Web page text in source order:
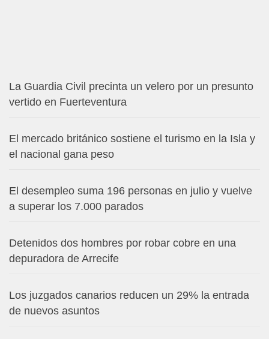
La Guardia Civil precinta un velero por un presunto
vertido en Fuerteventura
El mercado británico sostiene el turismo en la Isla y
el nacional gana peso
El desempleo suma 196 personas en julio y vuelve
a superar los 7.000 parados
Detenidos dos hombres por robar cobre en una
depuradora de Arrecife
Los juzgados canarios reducen un 29% la entrada
de nuevos asuntos